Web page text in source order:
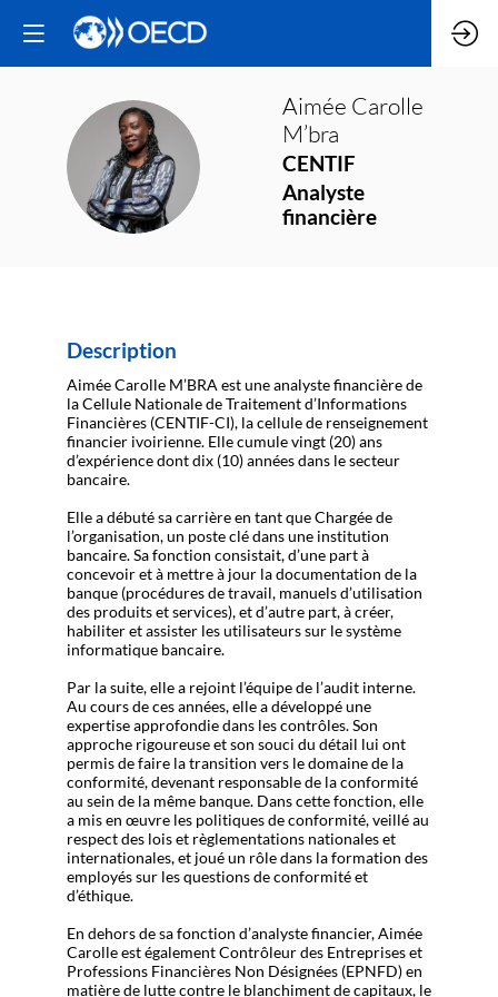
ACM
Aimée Carolle
M’bra
CENTIF
Analyste
financière
Description
Aimée Carolle M’BRA est une analyste financière de
la Cellule Nationale de Traitement d’Informations
Financières (CENTIF-CI), la cellule de renseignement
financier ivoirienne. Elle cumule vingt (20) ans
d’expérience dont dix (10) années dans le secteur
bancaire.
Elle a débuté sa carrière en tant que Chargée de
l’organisation, un poste clé dans une institution
bancaire. Sa fonction consistait, d’une part à
concevoir et à mettre à jour la documentation de la
banque (procédures de travail, manuels d’utilisation
des produits et services), et d’autre part, à créer,
habiliter et assister les utilisateurs sur le système
informatique bancaire.
Par la suite, elle a rejoint l’équipe de l’audit interne.
Au cours de ces années, elle a développé une
expertise approfondie dans les contrôles. Son
approche rigoureuse et son souci du détail lui ont
permis de faire la transition vers le domaine de la
conformité, devenant responsable de la conformité
au sein de la même banque. Dans cette fonction, elle
a mis en œuvre les politiques de conformité, veillé au
respect des lois et règlementations nationales et
internationales, et joué un rôle dans la formation des
employés sur les questions de conformité et
d’éthique.
En dehors de sa fonction d’analyste financier, Aimée
Carolle est également Contrôleur des Entreprises et
Professions Financières Non Désignées (EPNFD) en
matière de lutte contre le blanchiment de capitaux, le